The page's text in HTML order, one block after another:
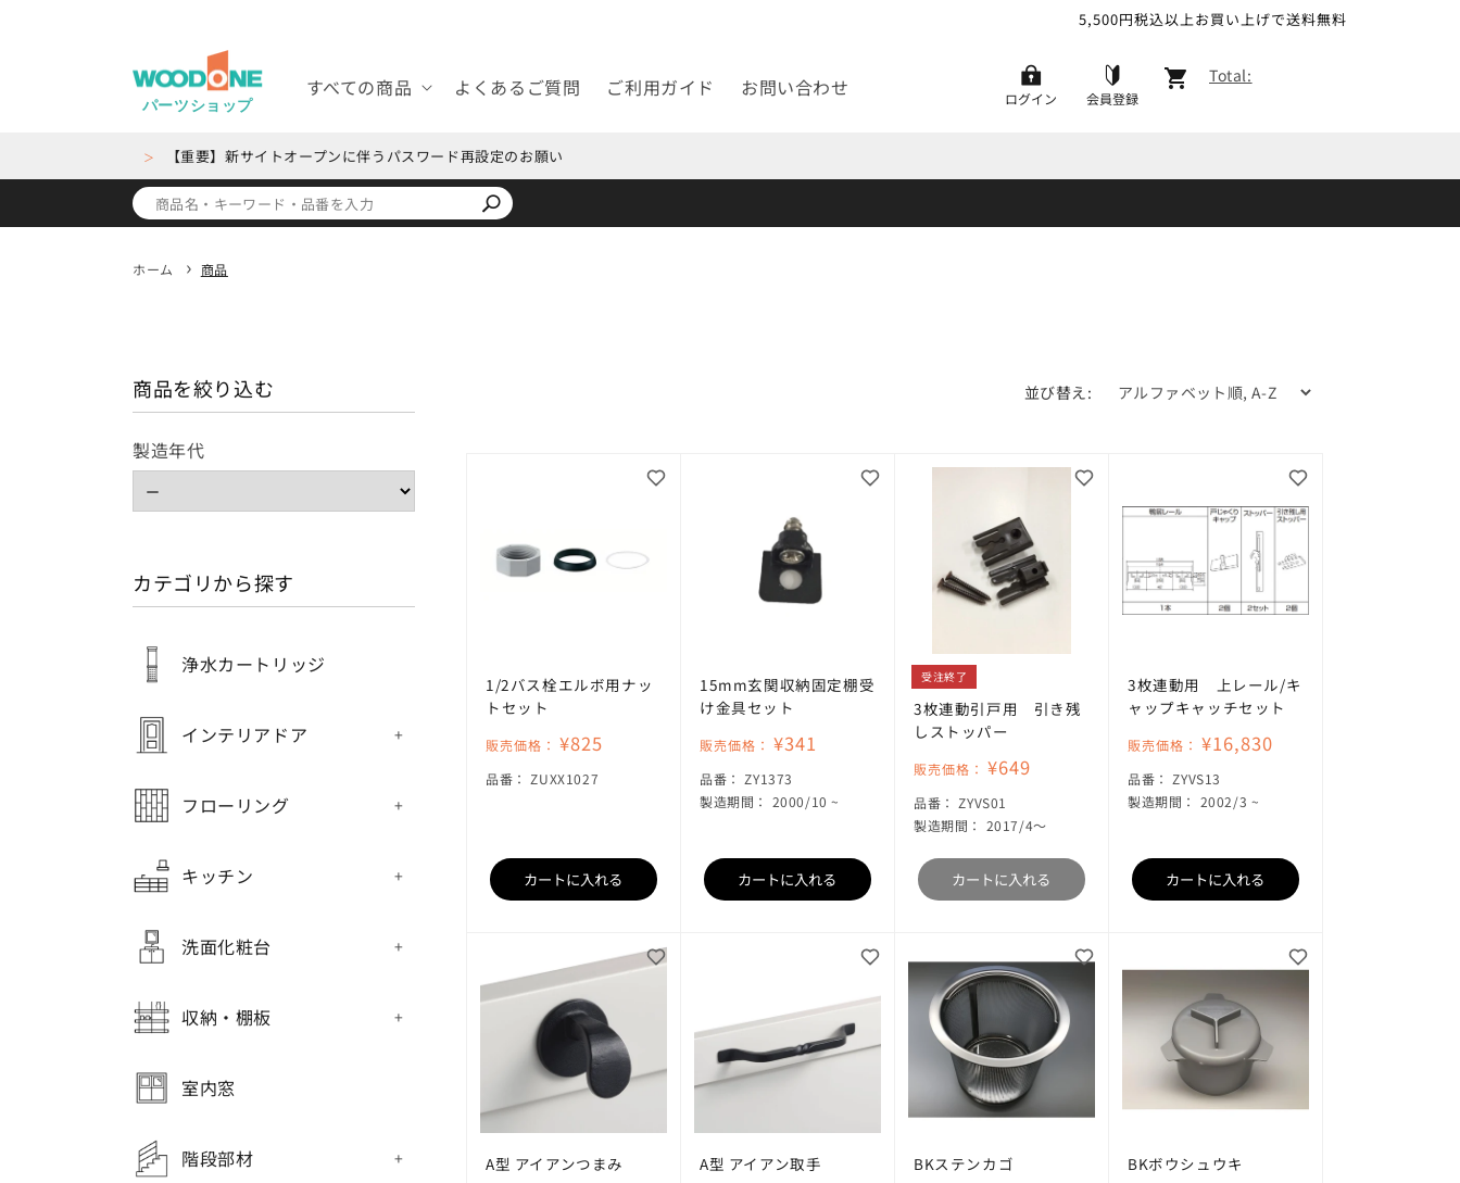
5,500円税込以上お買い上げで送料無料
パーツショップ
すべての商品 よくあるご質問 ご利用ガイド お問い合わせ ログイン 会員登録
ー
Total:
＞ 【重要】新サイトオープンに伴うパスワード再設定のお願い
ホーム 商品
商品を絞り込む
製造年代
カテゴリから探す
インテリアドア
キッチン
フローリング
収納・棚板
室内窓
洗面化粧台
浄水カートリッジ
階段部材
並び替え:
1/2バス栓エルボ用ナッ
トセット
販売価格： ¥825
品番： SKU:
ZUXX1027
カートに入れる
15mm玄関収納固定棚受
け金具セット
販売価格： ¥341
品番： SKU:
ZY1373
製造期間： 2000/10 ~
カートに入れる
受注終了
3枚連動引戸用 引き残
しストッパー
販売価格： ¥649
品番： SKU:
ZYVS01
製造期間： 2017/4～
カートに入れる
3枚連動用 上レール/キ
ャップキャッチセット
販売価格： ¥16,830
品番： SKU:
ZYVS13
製造期間： 2002/3 ~
カートに入れる
A型 アイアンつまみ A型 アイアン取手 BKステンカゴ BKボウシュウキ